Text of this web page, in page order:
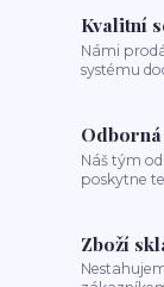
Kvalitní
Námi
systému
Náš tým
poskytne
Zboží